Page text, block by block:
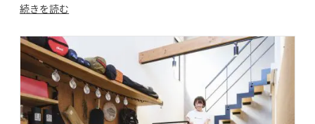
続きを読む